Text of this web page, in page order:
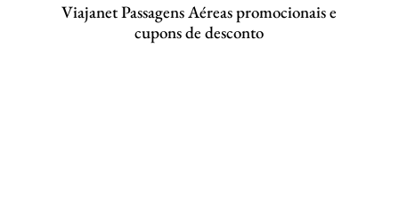
Viajanet Passagens Aéreas promocionais e
cupons de desconto